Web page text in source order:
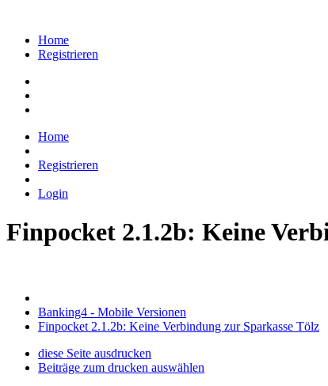
Home
Registrieren
Home
Registrieren
Login
Finpocket 2.1.2b: Keine
Banking4 - Mobile Versionen
Finpocket 2.1.2b: Keine Verbindung zur Sparkasse Tölz
diese Seite ausdrucken
Beiträge zum drucken auswählen